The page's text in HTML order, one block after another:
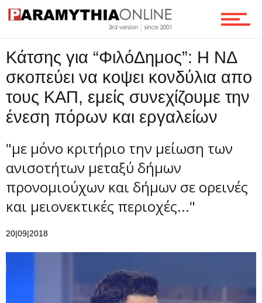
Ροή
Επικοινωνία
Κάτσης για “ΦιλόΔημος”: Η ΝΔ
σκοπεύει να κοψει κονδύλια απο
τους ΚΑΠ, εμείς συνεχίζουμε την
ένεση πόρων και εργαλείων
"με μόνο κριτήριο την μείωση των
ανισοτήτων μεταξύ δήμων
προνομιούχων και δήμων σε ορεινές
και μειονεκτικές περιοχές..."
20|09|2018